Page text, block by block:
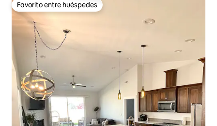
Favorito entre huéspedes
Favorito entre huéspedes